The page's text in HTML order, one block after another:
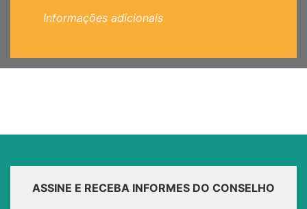
Informações adicionais
ASSINE E RECEBA INFORMES DO CONSELHO